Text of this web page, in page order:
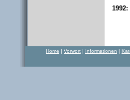
1992:
Home | Vorwort | Informationen |